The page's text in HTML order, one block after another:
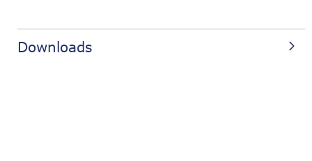
Downloads